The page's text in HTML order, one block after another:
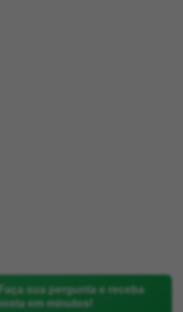
sua pergunta e receba
em minutos!